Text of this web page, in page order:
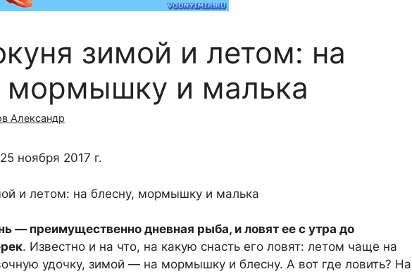
зимой и летом: на
мормышку и малька
Александр
ноября 2017 г.
— преимущественно дневная рыба, и ловят ее с утра до
. Известно и на что, на какую снасть его ловят: летом чаще на
удочку, зимой — на мормышку и блесну. А вот где ловить? На